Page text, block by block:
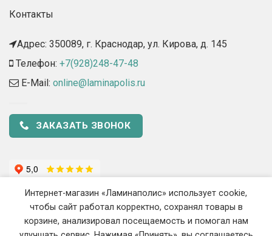
Контакты
Адрес: 350089, г. Краснодар, ул. Кирова, д. 145​
Телефон: +7(928)248-47-48
E-Mail: online@laminapolis.ru
ЗАКАЗАТЬ ЗВОНОК
Интернет-магазин «Ламинаполис» использует cookie,
чтобы сайт работал корректно, сохранял товары в
корзине, анализировал посещаемость и помогал нам